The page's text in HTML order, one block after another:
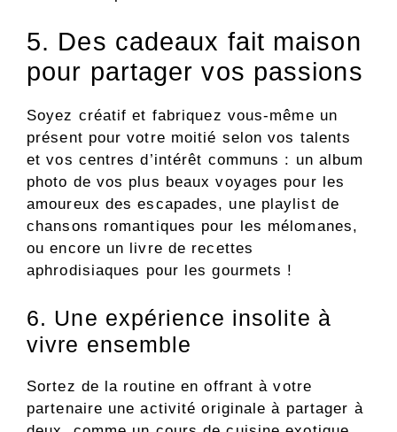
5. Des cadeaux fait maison
pour partager vos passions
Soyez créatif et fabriquez vous-même un
présent pour votre moitié selon vos talents
et vos centres d’intérêt communs : un album
photo de vos plus beaux voyages pour les
amoureux des escapades, une playlist de
chansons romantiques pour les mélomanes,
ou encore un livre de recettes
aphrodisiaques pour les gourmets !
6. Une expérience insolite à
vivre ensemble
Sortez de la routine en offrant à votre
partenaire une activité originale à partager à